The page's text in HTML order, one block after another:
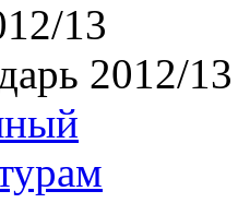
13
2012/13